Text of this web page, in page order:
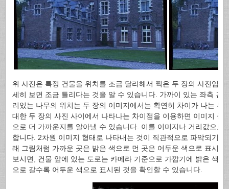
위 사진은 특정 건물을 위치를 조금 달리해서 찍은 두 장의 사진입
세히 보면 조금 틀리다는 것을 알 수 있습니다. 가까이 있는 좌측 건
리있는 나무의 위치는 두 장의 이미지에서는 확연히 차이가 나는 부
대한 두 장의 사진 사이에서 나타나는 차이점을 이용하면 이미지 중
으로 더 가까운지를 알아낼 수 있습니다. 이를 이미지나 거리값으로
합니다. 2차원 이미지 형태로 나타내는 것이 직관적으로 파악되기
래 그림처럼 가까운 곳은 밝은 색으로 먼 곳은 어두운 색으로 표시
보시면, 건물 앞에 있는 도로는 카메라 기준으로 가깝기에 밝은 색
으로 갈수록 어두운 색으로 표시된 것을 확인할 수 있습니다.